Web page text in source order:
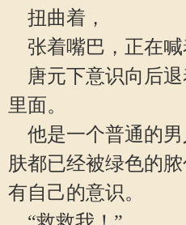
扭曲着，
张着嘴巴，正在喊
唐元下意识向后退
里面。
他是一个普通的男
肤都已经被绿色的
有自己的意识。